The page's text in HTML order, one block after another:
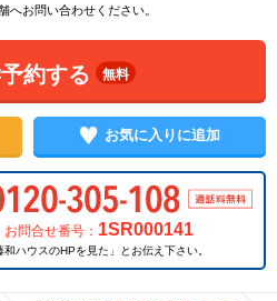
お問い合わせください。
約する 無料
お気に入りに追加
お問合せ番号： 1SR000141
和ハウスのHPを見た」とお伝え下さい。